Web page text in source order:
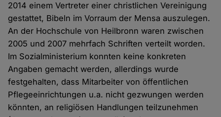
2014 einem Vertreter einer christlichen Vereinigung
gestattet, Bibeln im Vorraum der Mensa auszulegen.
An der Hochschule von Heilbronn waren zwischen
2005 und 2007 mehrfach Schriften verteilt worden.
Im Sozialministerium konnten keine konkreten
Angaben gemacht werden, allerdings wurde
festgehalten, dass Mitarbeiter von öffentlichen
Pflegeeinrichtungen u.a. nicht gezwungen werden
könnten, an religiösen Handlungen teilzunehmen